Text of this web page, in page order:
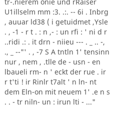
U1illselm mm :3. .:. -- 6i . Inbrg
, auuar ld38 ( i getuidmet ,Ysle
. , -1 - r t . : n ,- : un rfi : ' ni d r
..ridi .: . it drn - niieu --- . _ .. -,
., _ --"' . , -7 S A tntln 1' tensinn
nur , nem , .tlle de - usn - en
lbaueli rm- n ' eckt der rue . ir
r t'ti ! ir Rinlr t7alt ' n ln- nt
dem Eln-on mit neuem 1' .e n s
. . - tr niln- un : irun lti - ..."